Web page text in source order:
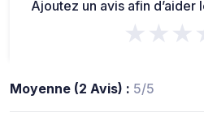
Ajoutez un avis afin d’aider
Moyenne (2 Avis) : 5/5